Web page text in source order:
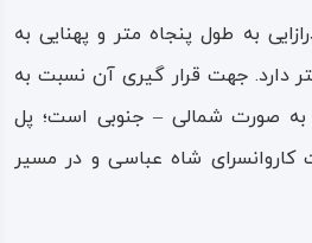
به طول پنجاه متر و پهنایی به
دارد. جهت قرار گیری آن نسبت به
صورت شمالی – جنوبی است؛ پل
شاه‌ عباسی و در مسیر